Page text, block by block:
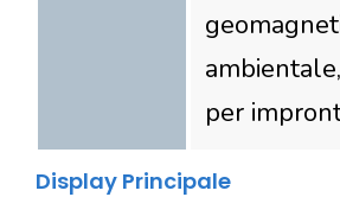
per
Display Principale